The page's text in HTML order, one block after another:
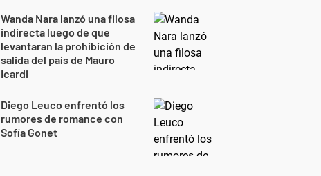
Wanda Nara lanzó una filosa
indirecta luego de que
levantaran la prohibición de
salida del país de Mauro
Icardi
Diego Leuco enfrentó los
rumores de romance con
Sofía Gonet